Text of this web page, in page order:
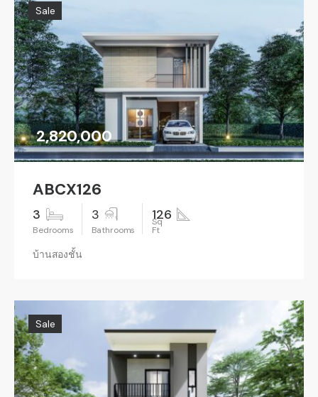
Sale
2,820,000
ABCX126
3 3 126
บ้านสองชั้น
Sale